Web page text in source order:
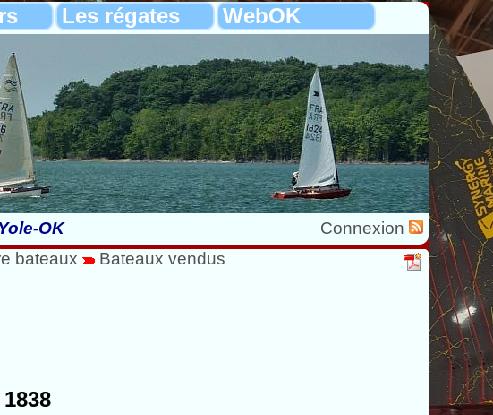
Les régates WebOK
OK
Connexion
bateaux Bateaux vendus